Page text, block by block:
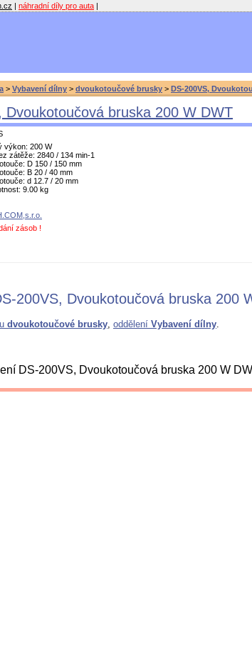
| náhradní díly pro auta |
> Vybavení dílny > dvoukotoučové brusky > DS-200VS,
Dvoukotoučová bruska 200 W DWT
výkon: 200 W
zátěže: 2840 / 134 min-1
D 150 / 150 mm
B 20 / 40 mm
d 12.7 / 20 mm
9.00 kg
zásob !
200VS, Dvoukotoučová bruska 200
dvoukotoučové brusky, oddělení Vybavení dílny.
DS-200VS, Dvoukotoučová bruska 200 W